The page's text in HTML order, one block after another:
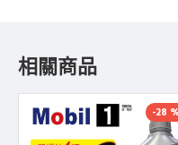
相關商品
-28